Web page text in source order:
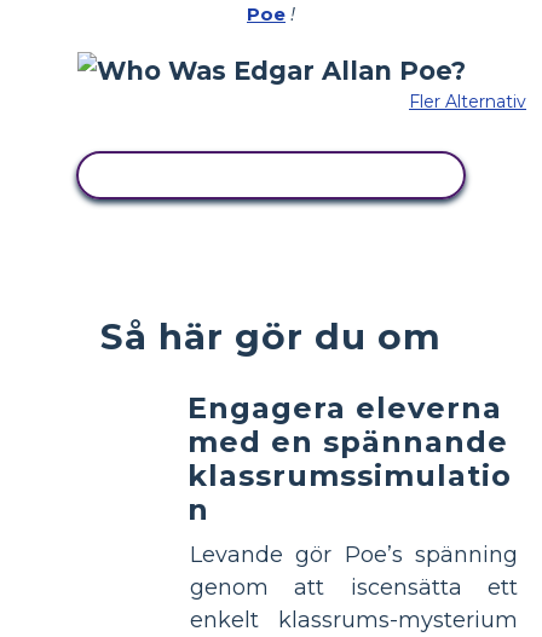
Poe !
Fler Alternativ
Så här gör du om
Engagera eleverna
med en spännande
klassrumssimulatio
n
Levande gör Poe’s spänning
genom att iscensätta ett
enkelt klassrums-mysterium